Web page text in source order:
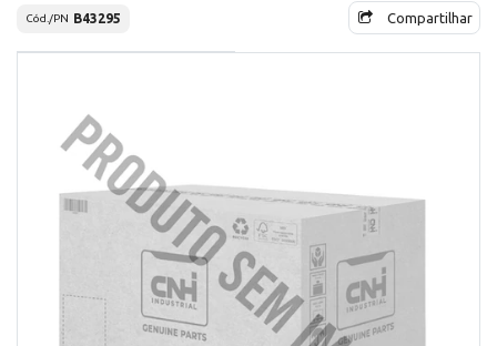
Cód./PN B43295 Compartilhar